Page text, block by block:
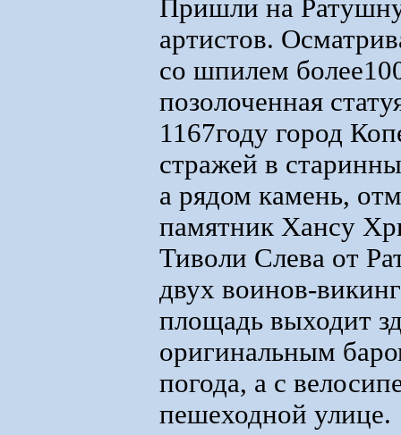
Пришли на
артистов.
со шпилем
позолоченная
1167году город
стражей в
а рядом камень,
памятник Хансу
Тиволи Слева от
двух воинов-
площадь выходит
оригинальным
погода, а с
пешеходной улице.